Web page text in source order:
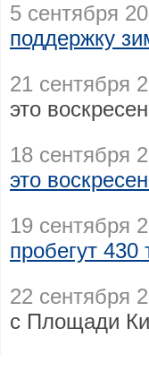
5 сентября
поддержку
21 сентября
это
18 сентября
это
19 сентября
пробегут 430
22 сентября
с Площади